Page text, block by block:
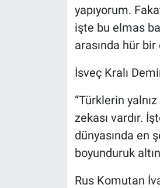
yapıyorum.
işte bu elmas
arasında hür
İsveç Kralı
“Türklerin
zekası vardır.
dünyasında en
boyunduruk
Rus Komutan